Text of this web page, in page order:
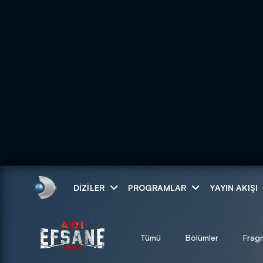
DIZILER PROGRAMLAR YAYIN AKIŞI
Tümü Bölümler